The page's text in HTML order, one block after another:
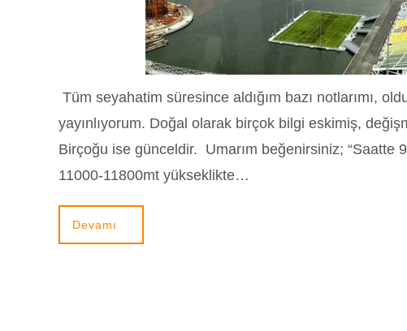
Tüm seyahatim süresince aldığım bazı notlarımı,
yayınlıyorum. Doğal olarak birçok bilgi eskimiş,
Birçoğu ise günceldir. Umarım beğenirsiniz; “Saatte
11000-11800mt yükseklikte…
Devamı